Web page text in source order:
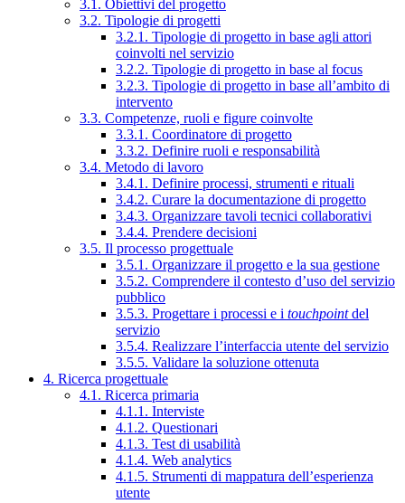
3.1. Obiettivi del progetto
3.2. Tipologie di progetti
3.2.1. Tipologie di progetto in base agli attori
coinvolti nel servizio
3.2.2. Tipologie di progetto in base al focus
3.2.3. Tipologie di progetto in base all’ambito di
intervento
3.3. Competenze, ruoli e figure coinvolte
3.3.1. Coordinatore di progetto
3.3.2. Definire ruoli e responsabilità
3.4. Metodo di lavoro
3.4.1. Definire processi, strumenti e rituali
3.4.2. Curare la documentazione di progetto
3.4.3. Organizzare tavoli tecnici collaborativi
3.4.4. Prendere decisioni
3.5. Il processo progettuale
3.5.1. Organizzare il progetto e la sua gestione
3.5.2. Comprendere il contesto d’uso del servizio
pubblico
3.5.3. Progettare i processi e i touchpointdel
servizio
3.5.4. Realizzare l’interfaccia utente del servizio
3.5.5. Validare la soluzione ottenuta
4. Ricerca progettuale
4.1. Ricerca primaria
4.1.1. Interviste
4.1.2. Questionari
4.1.3. Test di usabilità
4.1.4. Web analytics
4.1.5. Strumenti di mappatura dell’esperienza
utente